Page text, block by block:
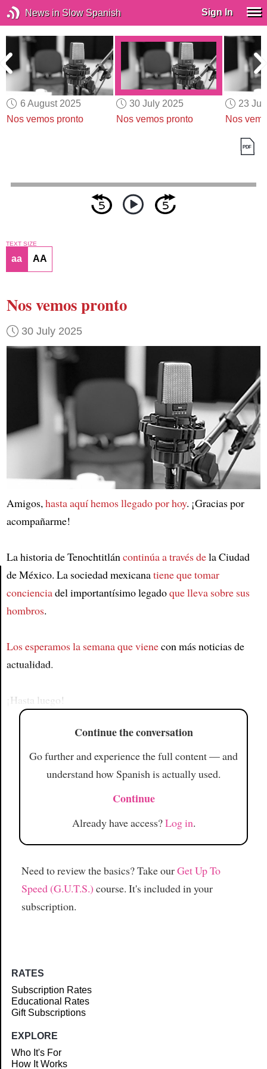
News in Slow Spanish Sign In
6 August 2025
Nos vemos pronto
30 July 2025
Nos vemos pronto
23
Nos
TEXT SIZE
aa AA
Nos vemos pronto
30 July 2025
Amigos,hasta aquí hemos llegado por hoy. ¡Gracias por
acompañarme!
La historia de Tenochtitláncontinúa a través dela Ciudad
de México. La sociedad mexicanatiene que tomar
concienciadel importantísimo legadoque lleva sobre sus
hombros.
Los esperamos la semana que vienecon más noticias de
actualidad.
¡Hasta luego!
Continue the conversation
Go further and experience the full content — and
understand how Spanish is actually used.
Continue
Already have access?Log in.
Need to review the basics? Take ourGet Up To
Speed (G.U.T.S.) course. It's included in your
subscription.
RATES
Subscription Rates
Educational Rates
Gift Subscriptions
EXPLORE
Who It's For
How It Works